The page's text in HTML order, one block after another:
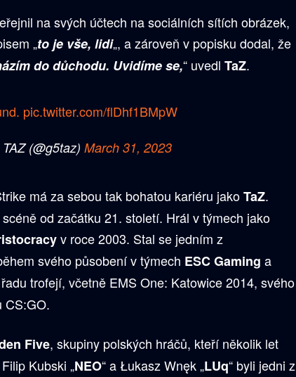
na svých účtech na sociálních sítích obrázek,
„to je vše, lidi„, a zároveň v popisku dodal, že
do důchodu. Uvidíme se,“ uvedl TaZ.
pic.twitter.com/flDhf1BMpW
(@g5taz) March 31, 2023
má za sebou tak bohatou kariéru jakoTaZ.
od začátku 21. století. Hrál v týmech jako
v roce 2003. Stal se jedním z
svého působení v týmech ESC Gaming a
trofejí, včetně EMS One: Katowice 2014, svého
CS:GO.
Five, skupiny polských hráčů, kteří několik let
Kubski „NEO“ a Łukasz Wnęk „LUq“ byli jedni z